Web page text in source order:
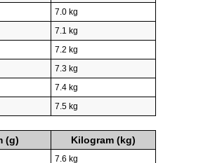
7.0 kg
7.1 kg
7.2 kg
7.3 kg
7.4 kg
7.5 kg
(g)
Kilogram (kg)
7.6 kg